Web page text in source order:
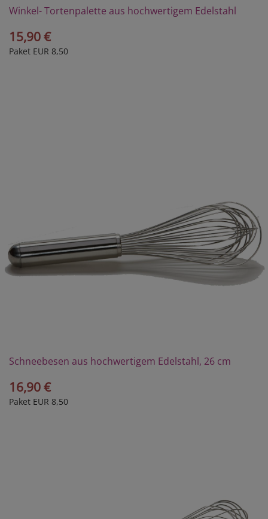
Winkel- Tortenpalette aus hochwertigem Edelstahl
15,90 €
Paket EUR 8,50
Schneebesen aus hochwertigem Edelstahl, 26 cm
16,90 €
Paket EUR 8,50